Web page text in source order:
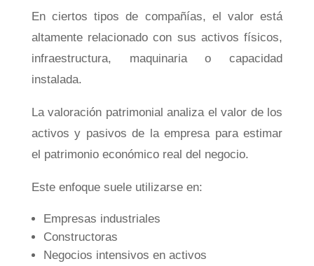
En ciertos tipos de compañías, el valor está
altamente relacionado con sus activos físicos,
infraestructura, maquinaria o capacidad
instalada.
La valoración patrimonial analiza el valor de los
activos y pasivos de la empresa para estimar
el patrimonio económico real del negocio.
Este enfoque suele utilizarse en:
Empresas industriales
Constructoras
Negocios intensivos en activos